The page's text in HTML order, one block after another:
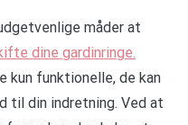
måder at
dine gardinringe.
kun funktionelle, de kan
til din indretning. Ved at